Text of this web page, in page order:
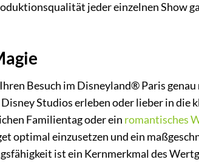
jeder einzelnen Show
Besuch im Disneyland® Paris
Studios erleben oder lieber in die
Familientag oder ein romantisches
optimal einzusetzen und ein
ist ein Kernmerkmal des